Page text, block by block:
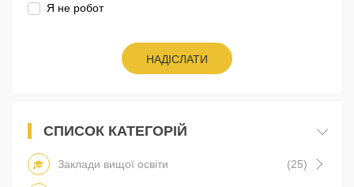
Я не робот
НАДІСЛАТИ
СПИСОК КАТЕГОРІЙ
Заклади вищої освіти (25)